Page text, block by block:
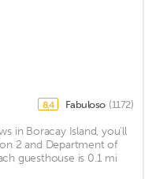
8,4 Fabuloso (1172)
in Boracay Island, you'll
2 and Department of
guesthouse is 0.1 mi